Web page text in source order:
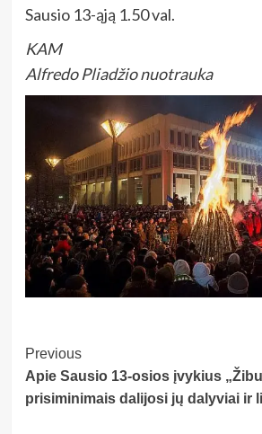
Sausio 13-ąją 1.50 val.
KAM
Alfredo Pliadžio nuotrauka
Post
Navigation
Previous
Apie Sausio 13-osios įvykius
prisiminimais dalijosi jų dalyviai ir